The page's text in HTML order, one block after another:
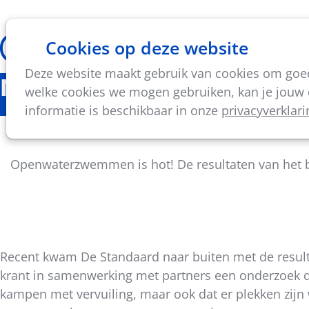
Cookies op deze website
Deze website maakt gebruik van cookies om
welke cookies we mogen gebruiken, kan je
informatie is beschikbaar in onze
Thema's Vorming &
Nieuws
Openwaterzwemmen is hot! De resultaten van
Recent kwam De Standaard naar buiten met de
krant in samenwerking met partners een
kampen met vervuiling, maar ook dat er plekken
Deel
dit